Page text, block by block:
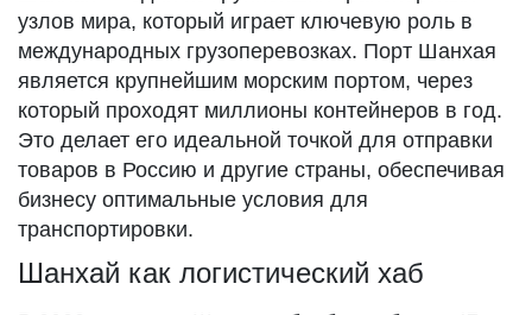
узлов мира, который играет ключевую роль в
международных грузоперевозках. Порт Шанхая
является крупнейшим морским портом, через
который проходят миллионы контейнеров в год.
Это делает его идеальной точкой для отправки
товаров в Россию и другие страны, обеспечивая
бизнесу оптимальные условия для
транспортировки.
Шанхай как логистический хаб